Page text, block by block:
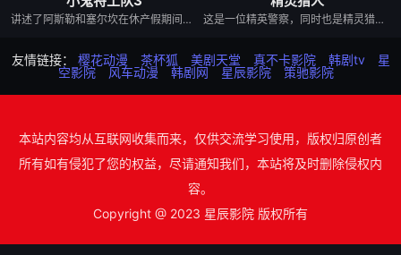
讲述了阿斯勒和塞尔坎在休产假期间接到紧急电话，被迫穿越时空，带着孩子们踏上迄今为止最具挑战性的任务。 这是一位精英警察，同时也是精灵猎手。在调查一系列血腥谋杀案的过程中，他面临着来自超自然界的威胁。为了维护两个世界的平衡，他必须与精灵之王展开一场激烈的战斗。
友情链接： 樱花动漫 茶杯狐 美剧天堂 真不卡影院 韩剧tv
星
空影院
风车动漫 韩剧网 星辰影院 策驰影院
本站内容均从互联网收集而来，仅供交流学习使用，版权归原创者
所有如有侵犯了您的权益，尽请通知我们，本站将及时删除侵权内
容。
Copyright @ 2023 星辰影院 版权所有